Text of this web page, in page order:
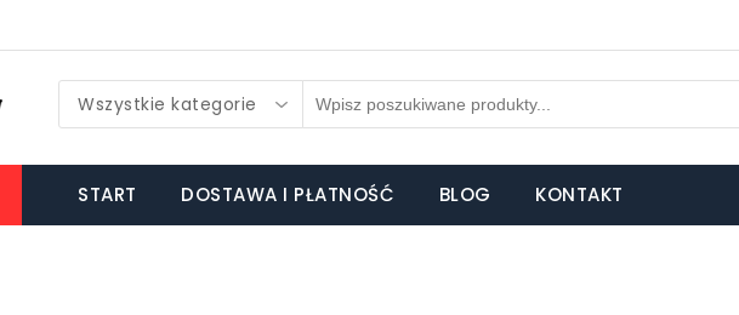
Wszystkie kategorie
START DOSTAWA I PŁATNOŚĆ BLOG KONTAKT